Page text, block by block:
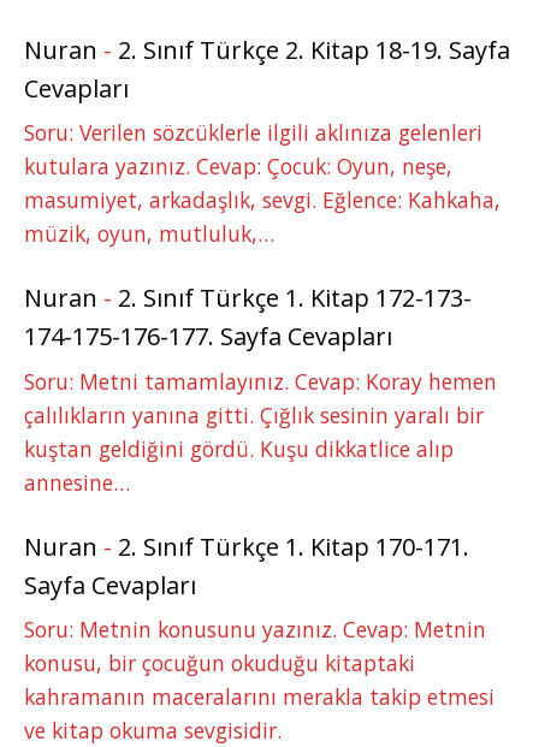
Nuran - 2. Sınıf Türkçe 2. Kitap 18-19. Sayfa
Cevapları
Soru: Verilen sözcüklerle ilgili aklınıza gelenleri
kutulara yazınız. Cevap: Çocuk: Oyun, neşe,
masumiyet, arkadaşlık, sevgi. Eğlence: Kahkaha,
müzik, oyun, mutluluk,…
Nuran - 2. Sınıf Türkçe 1. Kitap 172-173-
174-175-176-177. Sayfa Cevapları
Soru: Metni tamamlayınız. Cevap: Koray hemen
çalılıkların yanına gitti. Çığlık sesinin yaralı bir
kuştan geldiğini gördü. Kuşu dikkatlice alıp
annesine…
Nuran - 2. Sınıf Türkçe 1. Kitap 170-171.
Sayfa Cevapları
Soru: Metnin konusunu yazınız. Cevap: Metnin
konusu, bir çocuğun okuduğu kitaptaki
kahramanın maceralarını merakla takip etmesi
ve kitap okuma sevgisidir.